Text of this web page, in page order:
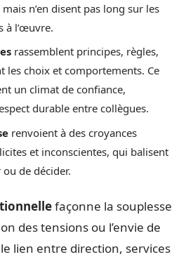
n’en disent pas long sur les
à l’œuvre.
rassemblent principes, règles,
les choix et comportements. Ce
un climat de confiance,
durable entre collègues.
renvoient à des croyances
et inconscientes, qui balisent
de décider.
façonne la souplesse
des tensions ou l’envie de
le lien entre direction, services